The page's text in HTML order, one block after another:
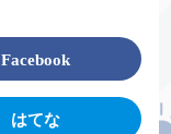
Facebook
はてな